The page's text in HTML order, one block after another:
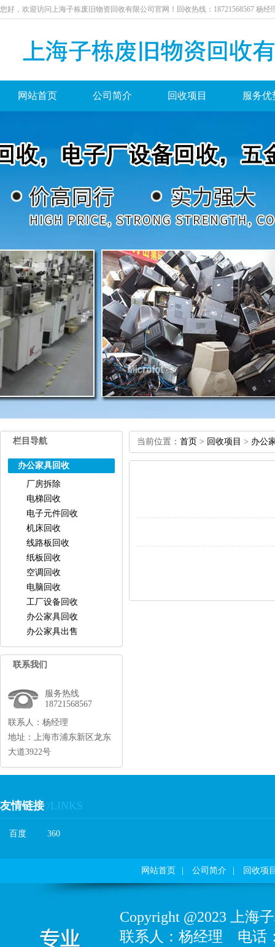
您好，欢迎访问上海子栋废旧物资回收有限公司官网！回收热线：18721568567杨经
网站首页 公司简介 回收项目 服务优
栏目导航
办公家具回收
厂房拆除
电梯回收
电子元件回收
机床回收
线路板回收
纸板回收
空调回收
电脑回收
工厂设备回收
办公家具回收
办公家具出售
联系我们
服务热线
18721568567
联系人：杨经理
地址：上海市浦东新区龙东
大道3922号
当前位置： 首页 > 回收项目 > 办公
友情链接 /LINKS
百度 360
网站首页 公司简介 回收项
Copyright@2023上海
联系人：杨经理 电话